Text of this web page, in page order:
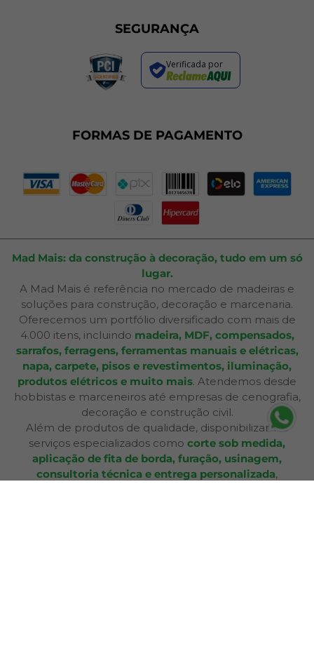
Trocas e Devoluções
Regras de Promoções
Termos de Uso
Plano de Corte
SEGURANÇA
Verificada por
FORMAS DE PAGAMENTO
Mad Mais: da construção à decoração, tudo em um só
lugar.
A Mad Mais é referência no mercado de madeiras e
soluções para construção, decoração e marcenaria.
Oferecemos um portfólio diversificado com mais de
4.000 itens, incluindo madeira, MDF, compensados,
sarrafos, ferragens, ferramentas manuais e elétricas,
napa, carpete, pisos e revestimentos, iluminação,
produtos elétricos e muito mais. Atendemos desde
hobbistas e marceneiros até empresas de cenografia,
decoração e construção civil.
Além de produtos de qualidade, disponibilizamos
serviços especializados como corte sob medida,
aplicação de fita de borda, furação, usinagem,
consultoria técnica e entrega personalizada,